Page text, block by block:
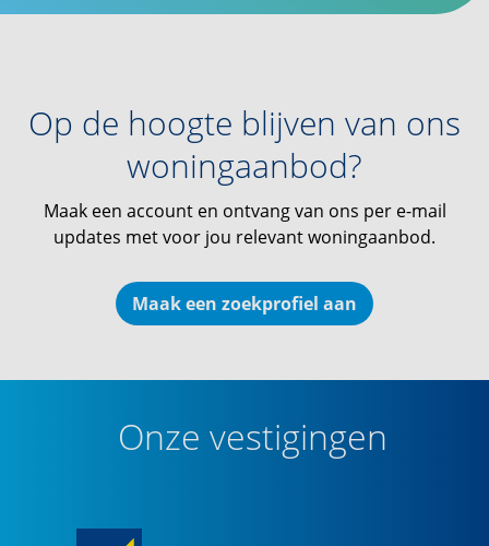
Op de hoogte blijven van ons
woningaanbod?
Maak een account en ontvang van ons per e-mail
updates met voor jou relevant woningaanbod.
Maak een zoekprofiel aan
Onze vestigingen